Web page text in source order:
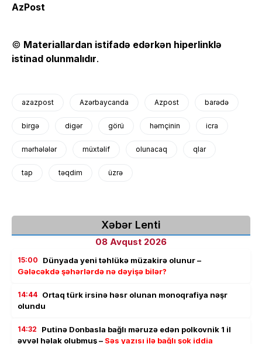
AzPost
© Materiallardan istifadə edərkən hiperlinklə
istinad olunmalıdır.
azazpost Azərbaycanda Azpost barədə
birgə digər görü həmçinin icra
mərhələlər müxtəlif olunacaq qlar
tap təqdim üzrə
Xəbər Lenti
08 Avqust 2026
15:00
Dünyada yeni təhlükə müzakirə olunur –
Gələcəkdə şəhərlərdə nə dəyişə bilər?
14:44 Ortaq türk irsinə həsr olunan monoqrafiya nəşr
olundu
14:32
Putinə Donbasla bağlı məruzə edən polkovnik 1 il
əvvəl həlak olubmuş – Səs yazısı ilə bağlı şok iddia